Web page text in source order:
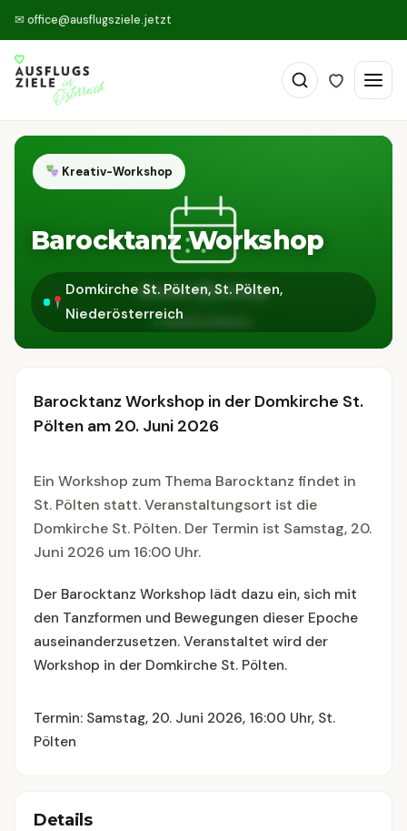
✉ office@ausflugsziele.jetzt
Kreativ-Workshop
Barocktanz Workshop
Domkirche St. Pölten, St. Pölten,
Niederösterreich
Barocktanz Workshop in der Domkirche St.
Pölten am 20. Juni 2026
Ein Workshop zum Thema Barocktanz findet in
St. Pölten statt. Veranstaltungsort ist die
Domkirche St. Pölten. Der Termin ist Samstag, 20.
Juni 2026 um 16:00 Uhr.
Der Barocktanz Workshop lädt dazu ein, sich mit
den Tanzformen und Bewegungen dieser Epoche
auseinanderzusetzen. Veranstaltet wird der
Workshop in der Domkirche St. Pölten.
Termin: Samstag, 20. Juni 2026, 16:00 Uhr, St.
Pölten
Details